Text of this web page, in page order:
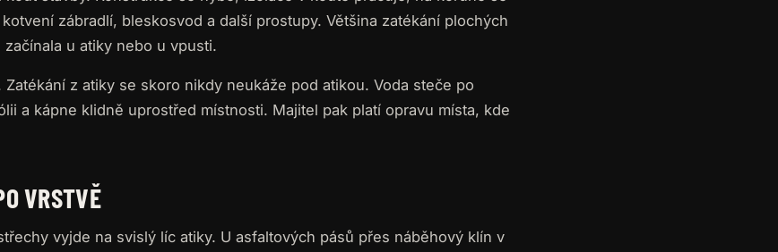
zábradlí, bleskosvod a další prostupy. Většina zatékání plochých
u atiky nebo u vpusti.
z atiky se skoro nikdy neukáže pod atikou. Voda steče po
a kápne klidně uprostřed místnosti. Majitel pak platí opravu místa, kde
VRSTVĚ
vyjde na svislý líc atiky. U asfaltových pásů přes náběhový klín v